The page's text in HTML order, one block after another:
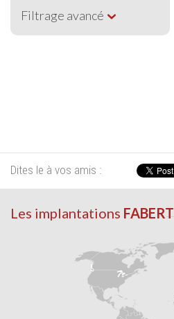
Filtrage avancé
Dites le à vos amis :
Les implantations FABERT